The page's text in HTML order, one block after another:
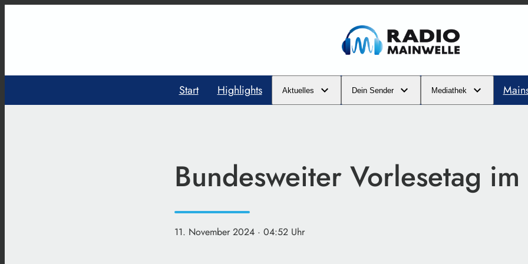
Start Highlights Aktuelles Dein Sender Mediathek
Bundesweiter Vorlesetag im
11. November 2024 · 04:52 Uhr